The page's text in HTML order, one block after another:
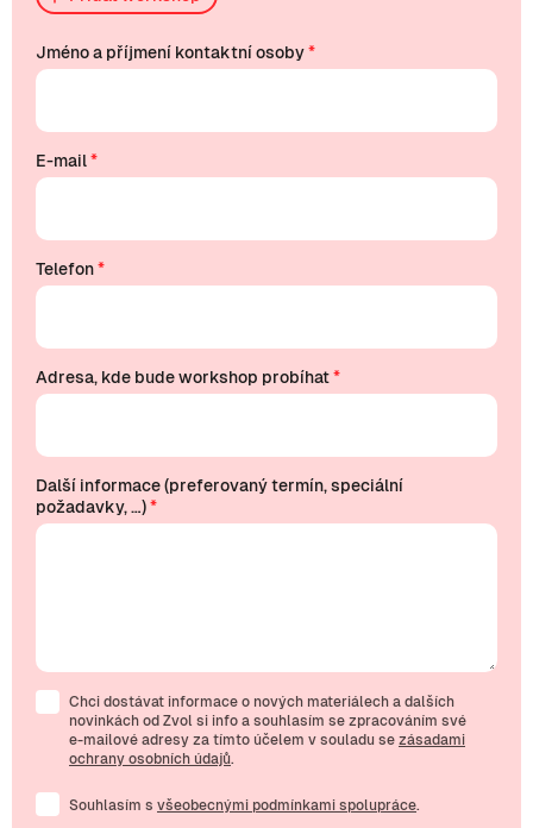
Jméno a příjmení kontaktní osoby*
E-mail*
Telefon*
Adresa, kde bude workshop probíhat*
Další informace (preferovaný termín, speciální
požadavky, …)*
Chci dostávat informace o nových materiálech a dalších
novinkách od Zvol si info a souhlasím se zpracováním své
e-mailové adresy za tímto účelem v souladu se zásadami
ochrany osobních údajů.
Souhlasím s všeobecnými podmínkami spolupráce.